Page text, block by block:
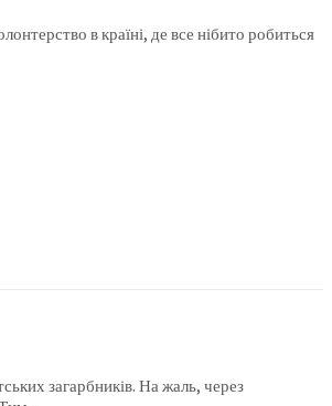
в країні, де все нібито робиться
На жаль, через